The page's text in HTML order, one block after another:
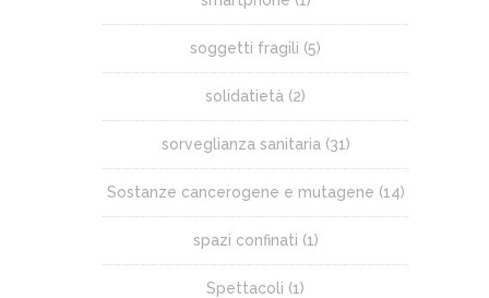
soggetti fragili (5)
solidatietà (2)
sorveglianza sanitaria (31)
Sostanze cancerogene e mutagene (14)
spazi confinati (1)
Spettacoli (1)